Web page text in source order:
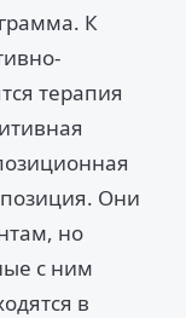
К
терапия
Они
но
с ним
в